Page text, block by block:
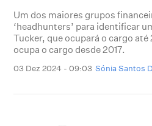
Um dos maiores grupos
‘headhunters’ para identificar
Tucker, que ocupará o cargo
ocupa o cargo desde 2017.
03 Dez 2024 - 09:03 Sónia Santos